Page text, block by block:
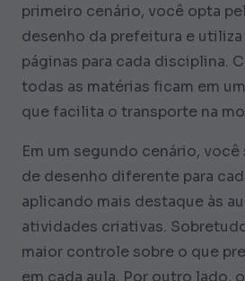
primeiro cenário, você opta
desenho da prefeitura e utiliza
páginas para cada disciplina.
todas as matérias ficam em
que facilita o transporte na
Em um segundo cenário, você
de desenho diferente para
aplicando mais destaque às
atividades criativas.
maior controle sobre o que
em cada aula. Por outro lado,